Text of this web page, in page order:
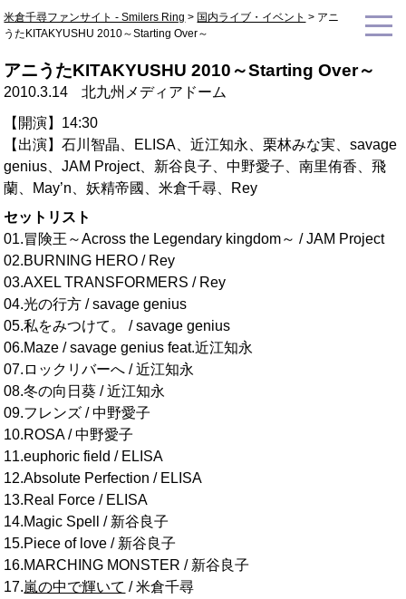
米倉千尋ファンサイト - Smilers Ring > 国内ライブ・イベント > アニ
うたKITAKYUSHU 2010～Starting Over～
アニうたKITAKYUSHU 2010～Starting Over～
2010.3.14
北九州メディアドーム
【開演】14:30
【出演】石川智晶、ELISA、近江知永、栗林みな実、savage
genius、JAM Project、新谷良子、中野愛子、南里侑香、飛
蘭、May’n、妖精帝國、米倉千尋、Rey
セットリスト
01.冒険王～Across the Legendary kingdom～ / JAM Project
02.BURNING HERO / Rey
03.AXEL TRANSFORMERS / Rey
04.光の行方 / savage genius
05.私をみつけて。 / savage genius
06.Maze / savage genius feat.近江知永
07.ロックリバーへ / 近江知永
08.冬の向日葵 / 近江知永
09.フレンズ / 中野愛子
10.ROSA / 中野愛子
11.euphoric field / ELISA
12.Absolute Perfection / ELISA
13.Real Force / ELISA
14.Magic Spell / 新谷良子
15.Piece of love / 新谷良子
16.MARCHING MONSTER / 新谷良子
17.嵐の中で輝いて / 米倉千尋